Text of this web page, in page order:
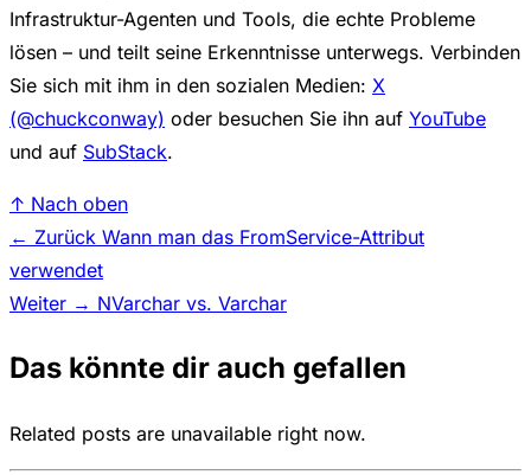
Infrastruktur-Agenten und Tools, die echte Probleme
lösen – und teilt seine Erkenntnisse unterwegs. Verbinden
Sie sich mit ihm in den sozialen Medien: X
(@chuckconway) oder besuchen Sie ihn auf YouTube
und auf SubStack.
↑ Nach oben
← Zurück Wann man das FromService-Attribut
verwendet
Weiter → NVarchar vs. Varchar
Das könnte dir auch gefallen
Related posts are unavailable right now.